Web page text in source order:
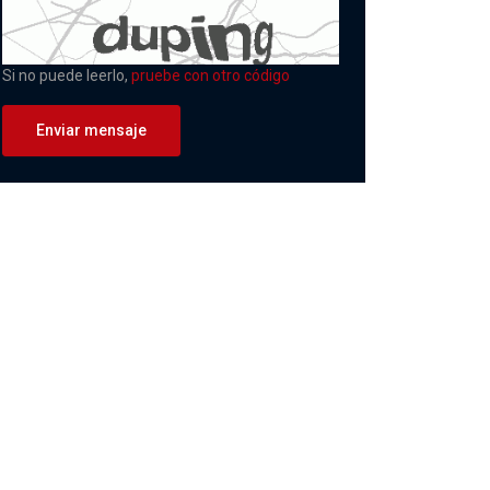
Si no puede leerlo, pruebe con otro código
Enviar mensaje